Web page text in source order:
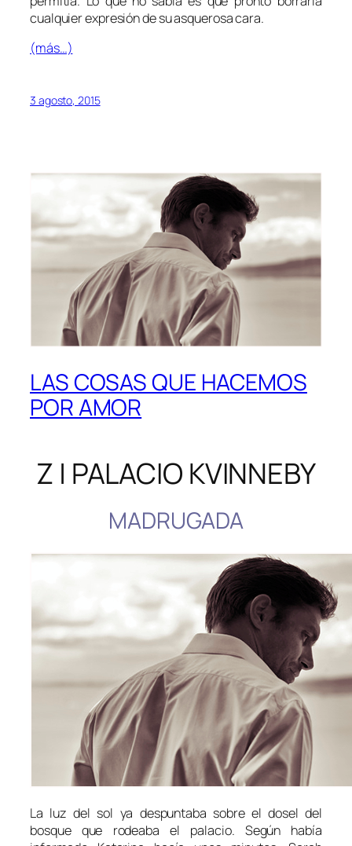
cualquier expresión de su asquerosa cara.
(más…)
3 agosto, 2015
LAS COSAS QUE HACEMOS
POR AMOR
Z | PALACIO KVINNEBY
MADRUGADA
La luz del sol ya despuntaba sobre el dosel del
bosque que rodeaba el palacio. Según había